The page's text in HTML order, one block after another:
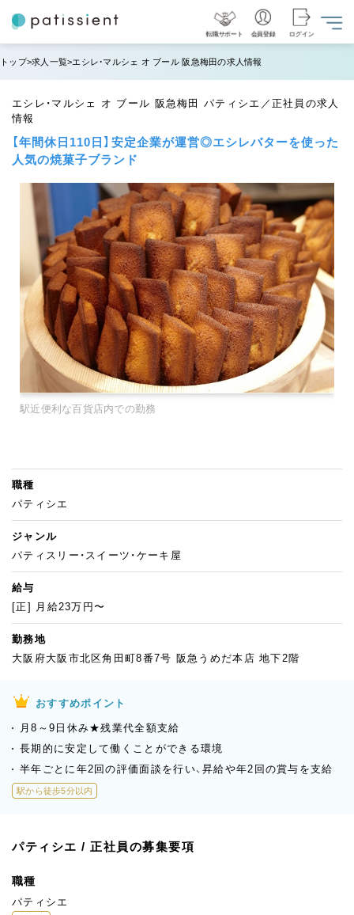
転職サポート 会員登録 ログイン
トップ 求人一覧 エシレ・マルシェ オ ブール 阪急梅田の求人情報
エシレ・マルシェ オ ブール 阪急梅田 パティシエ／正社員の求人
情報
【年間休日110日】安定企業が運営◎エシレバターを使った
人気の焼菓子ブランド
駅近便利な百貨店内での勤務
職種
パティシエ
ジャンル
パティスリー・スイーツ・ケーキ屋
給与
[正] 月給23万円〜
勤務地
大阪府大阪市北区角田町8番7号 阪急うめだ本店 地下2階
おすすめポイント
月8～9日休み★残業代全額支給
長期的に安定して働くことができる環境
半年ごとに年2回の評価面談を行い、昇給や年2回の賞与を支給
駅から徒歩5分以内
パティシエ / 正社員の募集要項
職種
パティシエ